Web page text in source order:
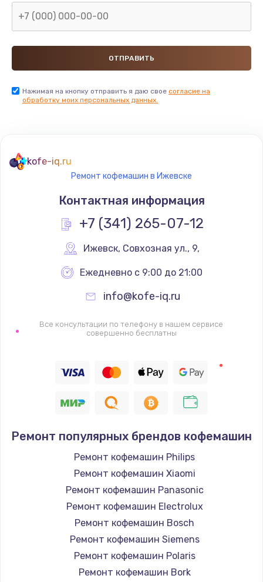
Нажимая на кнопку отправить я даю свое согласие на
обработку моих персональных данных.
kofe-iq.ru
Ремонт кофемашин в Ижевске
Контактная информация
+7 (341) 265-07-12
Ижевск, Совхозная ул., 9,
Ежедневно с 9:00 до 21:00
info@kofe-iq.ru
Все консультации по телефону в нашем сервисе
совершенно бесплатны
Ремонт популярных брендов кофемашин
Ремонт кофемашин Philips
Ремонт кофемашин Xiaomi
Ремонт кофемашин Panasonic
Ремонт кофемашин Electrolux
Ремонт кофемашин Bosch
Ремонт кофемашин Siemens
Ремонт кофемашин Polaris
Ремонт кофемашин Bork